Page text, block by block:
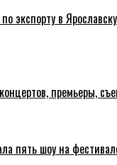
экспорту в
премьеры,
пять шоу на